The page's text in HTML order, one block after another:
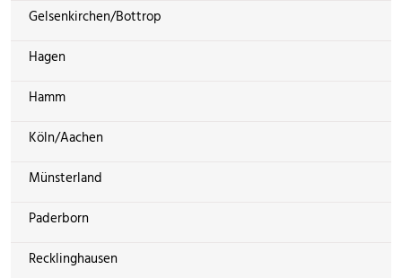
Gelsenkirchen/Bottrop
Hagen
Hamm
Köln/Aachen
Münsterland
Paderborn
Recklinghausen